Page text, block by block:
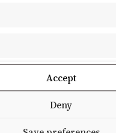
Accept
Deny